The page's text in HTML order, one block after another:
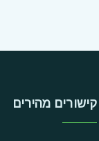
קישורים מהירים